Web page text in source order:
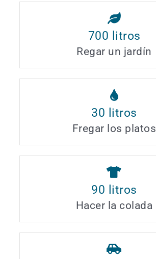
700 litros
Regar un jardín
30 litros
Fregar los platos
90 litros
Hacer la colada